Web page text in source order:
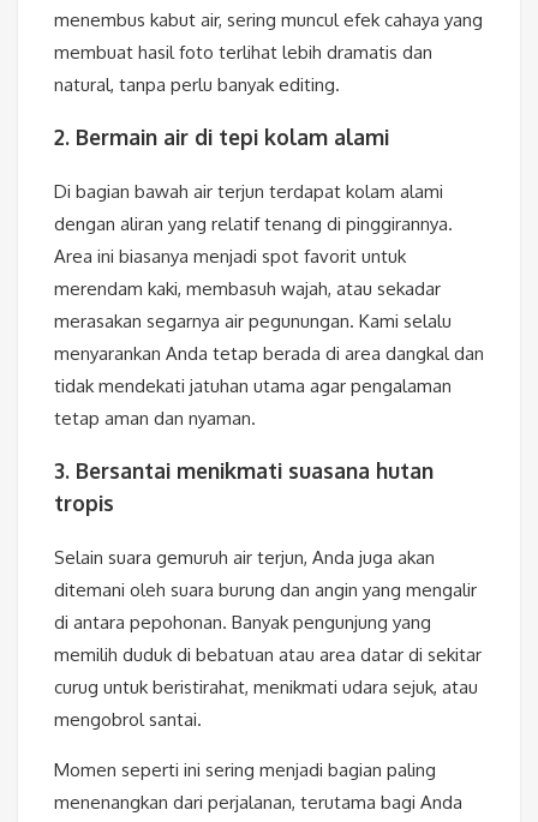
menembus kabut air, sering muncul efek cahaya yang
membuat hasil foto terlihat lebih dramatis dan
natural, tanpa perlu banyak editing.
2. Bermain air di tepi kolam alami
Di bagian bawah air terjun terdapat kolam alami
dengan aliran yang relatif tenang di pinggirannya.
Area ini biasanya menjadi spot favorit untuk
merendam kaki, membasuh wajah, atau sekadar
merasakan segarnya air pegunungan. Kami selalu
menyarankan Anda tetap berada di area dangkal dan
tidak mendekati jatuhan utama agar pengalaman
tetap aman dan nyaman.
3. Bersantai menikmati suasana hutan
tropis
Selain suara gemuruh air terjun, Anda juga akan
ditemani oleh suara burung dan angin yang mengalir
di antara pepohonan. Banyak pengunjung yang
memilih duduk di bebatuan atau area datar di sekitar
curug untuk beristirahat, menikmati udara sejuk, atau
mengobrol santai.
Momen seperti ini sering menjadi bagian paling
menenangkan dari perjalanan, terutama bagi Anda